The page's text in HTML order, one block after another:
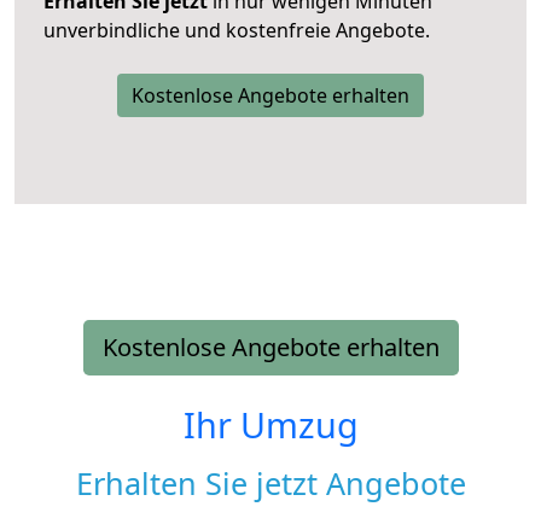
unverbindliche und kostenfreie Angebote.
Kostenlose Angebote erhalten
Kostenlose Angebote erhalten
Ihr Umzug
Erhalten Sie jetzt Angebote